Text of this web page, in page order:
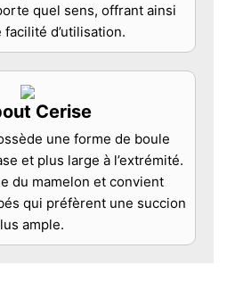
quel sens, offrant ainsi
facilité d’utilisation.
Cerise
une forme de boule
et plus large à l’extrémité.
du mamelon et convient
qui préfèrent une succion
ample.